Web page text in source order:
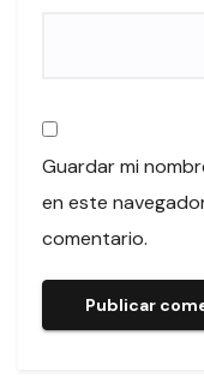
Guardar mi
en este
comentario.